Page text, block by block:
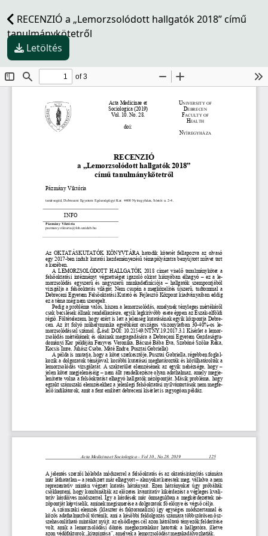
RECENZIÓ a „Lemorzsolódott hallgatók 2018” című
tanulmánykötetről
Letöltés